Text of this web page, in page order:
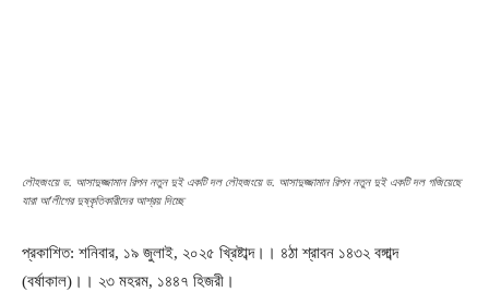
লৌহজংয়ে ড. আসাদুজ্জামান রিপন নতুন দুই একটি দল লৌহজংয়ে ড. আসাদুজ্জামান রিপন নতুন দুই একটি দল গজিয়েছে
যারা আ’লীগের দুষ্কৃতিকারীদের আশ্রয় দিচ্ছে
প্রকাশিত: শনিবার, ১৯ জুলাই, ২০২৫ খ্রিষ্টাব্দ।। ৪ঠা শ্রাবন ১৪৩২ বঙ্গাব্দ
(বর্ষাকাল)।। ২৩ মহরম, ১৪৪৭ হিজরী।